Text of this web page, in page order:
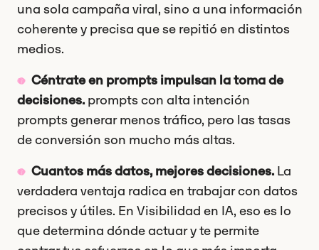
una sola campaña viral, sino a una información
coherente y precisa que se repitió en distintos
medios.
Céntrate en prompts impulsan la toma de
decisiones. prompts con alta intención
prompts generar menos tráfico, pero las tasas
de conversión son mucho más altas.
Cuantos más datos, mejores decisiones. La
verdadera ventaja radica en trabajar con datos
precisos y útiles. En Visibilidad en IA, eso es lo
que determina dónde actuar y te permite